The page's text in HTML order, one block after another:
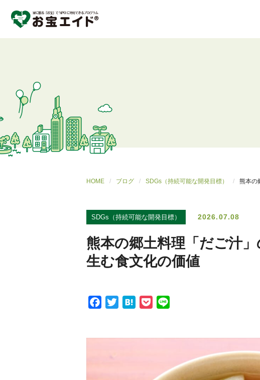
HOME ブログ SDGs（持続可能な開発目標） 熊本の
SDGs（持続可能な開発目標） 2026.07.08
熊本の郷土料理「だご汁
生む食文化の価値